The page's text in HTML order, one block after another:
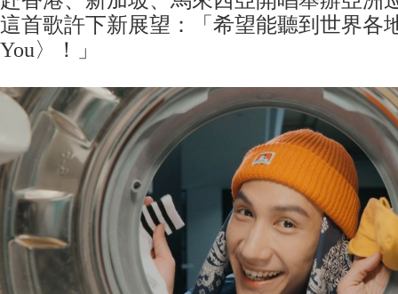
這首歌許下新展望：「希望能聽到世界各
You〉！」